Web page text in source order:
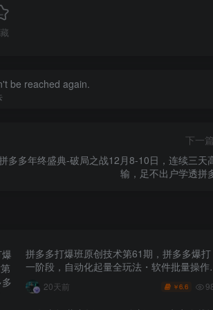
be reached again.
下一篇
多多年终盛典-破局之战12月8-10日，连续三天
输，足不出户学透拼
拼多多打爆班原创技术第61期，拼多多爆打
一阶段，自动化起量全玩法・软件批量操作
投产优化・大促矩阵实战课
20天前 ￥6.6